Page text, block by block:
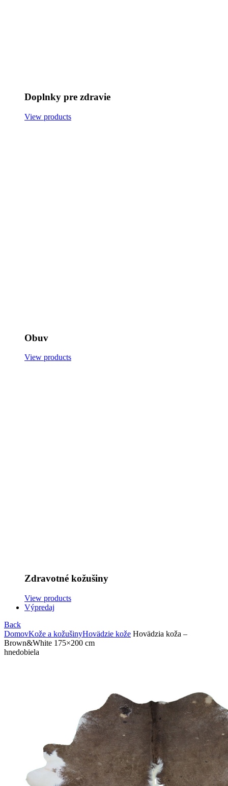
Doplnky pre zdravie
View products
Obuv
View products
Zdravotné kožušiny
View products
Výpredaj
Back
DomovKože a kožušinyHovädzie kože Hovädzia koža –
Brown&White 175×200 cm
hnedobiela